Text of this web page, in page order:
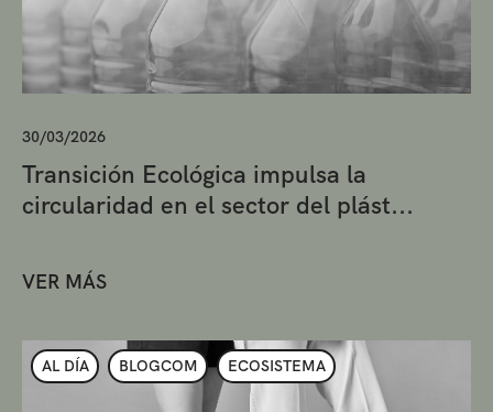
30/03/2026
Transición Ecológica impulsa la
circularidad en el sector del plást...
VER MÁS
AL DÍA BLOGCOM ECOSISTEMA